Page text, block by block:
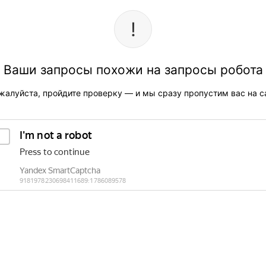
Ваши запросы похожи на запросы робота
пройдите проверку — и мы сразу пропустим вас на